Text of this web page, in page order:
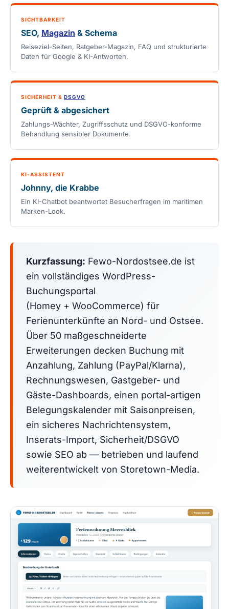
SICHTBARKEIT
SEO, Magazin & Schema
Reiseziel-Seiten, Ratgeber-Magazin, FAQ und strukturierte
Daten für Google & KI-Antworten.
SICHERHEIT & DSGVO
Geprüft & abgesichert
Zahlungs-Wächter, Zugriffsschutz und DSGVO-konforme
Behandlung sensibler Dokumente.
KI-ASSISTENT
Johnny, die Krabbe
Ein KI-Chatbot beantwortet Besucherfragen im maritimen
Marken-Look.
Kurzfassung: Fewo-Nordostsee.de ist
ein vollständiges WordPress-
Buchungsportal
(Homey + WooCommerce) für
Ferienunterkünfte an Nord- und Ostsee.
Über 50 maßgeschneiderte
Erweiterungen decken Buchung mit
Anzahlung, Zahlung (PayPal/Klarna),
Rechnungswesen, Gastgeber- und
Gäste-Dashboards, einen portal-artigen
Belegungskalender mit Saisonpreisen,
ein sicheres Nachrichtensystem,
Inserats-Import, Sicherheit/DSGVO
sowie SEO ab — betrieben und laufend
weiterentwickelt von Storetown-Media.